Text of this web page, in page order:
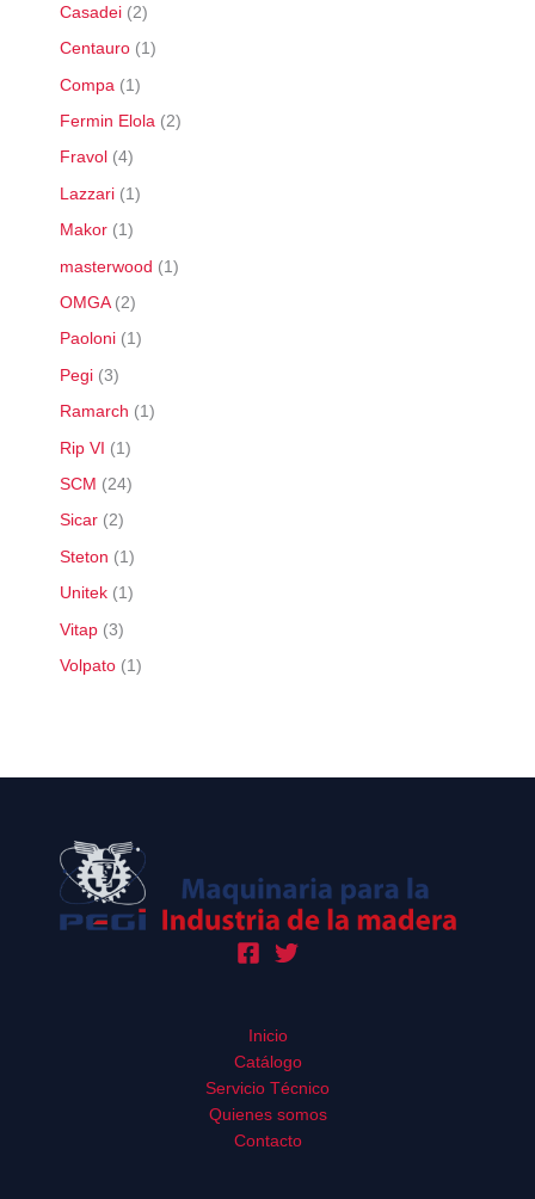
Casadei 2
Centauro 1
Compa 1
Fermin Elola 2
Fravol 4
Lazzari 1
Makor 1
masterwood 1
OMGA 2
Paoloni 1
Pegi 3
Ramarch 1
Rip VI 1
SCM 24
Sicar 2
Steton 1
Unitek 1
Vitap 3
Volpato 1
Inicio
Catálogo
Servicio Técnico
Quienes somos
Contacto